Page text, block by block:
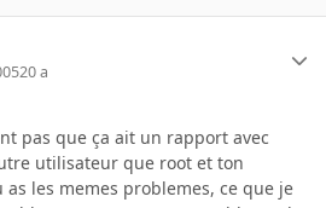
20 a
pas que ça ait un rapport avec
utilisateur que root et ton
les memes problemes, ce que je